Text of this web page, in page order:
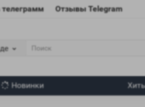
телеграмм Отзывы Telegram
Новинки